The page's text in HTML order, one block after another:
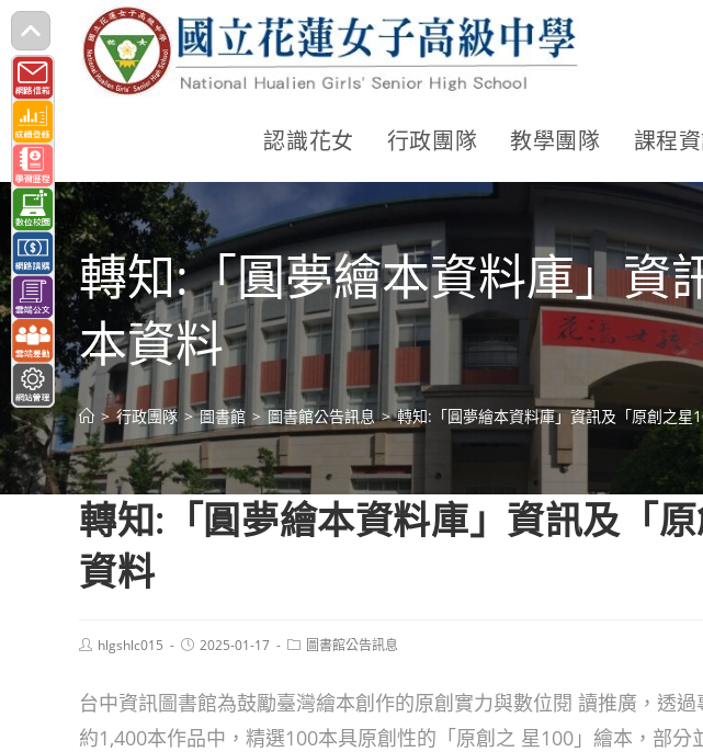
跳
轉
至
主
要
內
容
認識花女 行政團隊 教學團隊 課程
轉知:「圓夢繪本資料庫」資
本資料
> 行政團隊 > 圖書館 > 圖書館公告訊息 > 轉知:「圓夢繪本資料庫」資訊及「原創之星
轉知:「圓夢繪本資料庫」資訊及「
資料
Posthlgshlc015
Post2025-01-17
Post圖書館公告訊息
台中資訊圖書館為鼓勵臺灣繪本創作的原創實力與數位閱 讀推廣，透
約1,400本作品中，精選100本具原創性的「原創之 星100」繪本，部